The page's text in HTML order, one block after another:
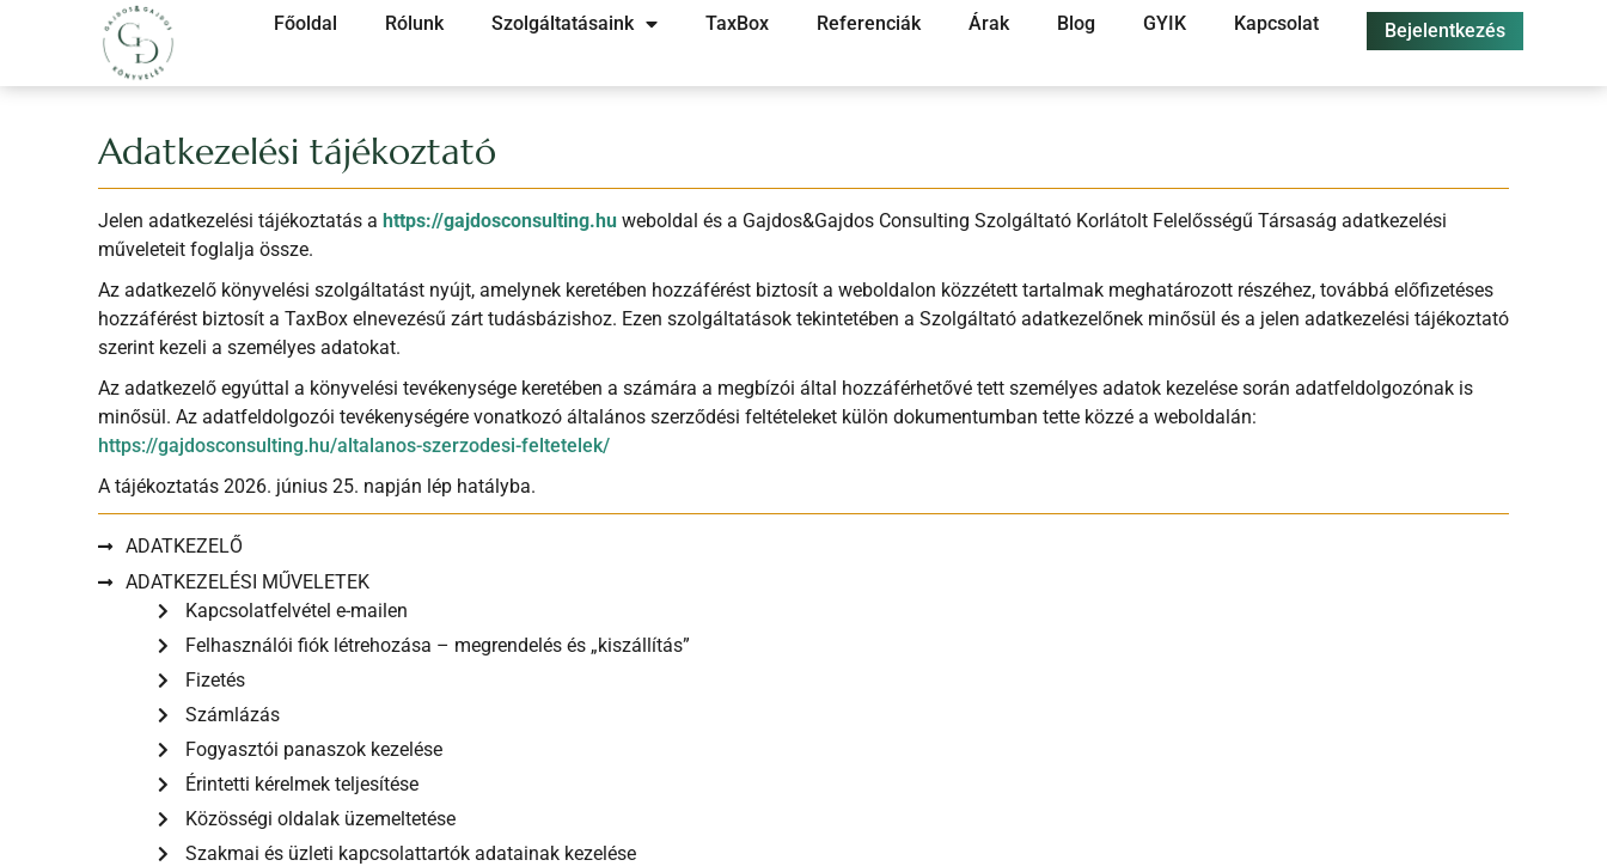
Főoldal Rólunk Szolgáltatásaink TaxBox Referenciák Árak Blog GYIK Kapcsolat Bejelentkezés
Adatkezelési tájékoztató
Jelen adatkezelési tájékoztatás a https://gajdosconsulting.hu weboldal és a Gajdos&Gajdos Consulting Szolgáltató Korlátolt Felelősségű Társaság adatkezelési
műveleteit foglalja össze.
Az adatkezelő könyvelési szolgáltatást nyújt, amelynek keretében hozzáférést biztosít a weboldalon közzétett tartalmak meghatározott részéhez, továbbá előfizetéses
hozzáférést biztosít a TaxBox elnevezésű zárt tudásbázishoz. Ezen szolgáltatások tekintetében a Szolgáltató adatkezelőnek minősül és a jelen adatkezelési tájékoztató
szerint kezeli a személyes adatokat.
Az adatkezelő egyúttal a könyvelési tevékenysége keretében a számára a megbízói által hozzáférhetővé tett személyes adatok kezelése során adatfeldolgozónak is
minősül. Az adatfeldolgozói tevékenységére vonatkozó általános szerződési feltételeket külön dokumentumban tette közzé a weboldalán:
https://gajdosconsulting.hu/altalanos-szerzodesi-feltetelek/
A tájékoztatás 2026. június 25. napján lép hatályba.
ADATKEZELŐ
ADATKEZELÉSI MŰVELETEK
Kapcsolatfelvétel e-mailen
Felhasználói fiók létrehozása – megrendelés és „kiszállítás”
Fizetés
Számlázás
Fogyasztói panaszok kezelése
Érintetti kérelmek teljesítése
Közösségi oldalak üzemeltetése
Szakmai és üzleti kapcsolattartók adatainak kezelése